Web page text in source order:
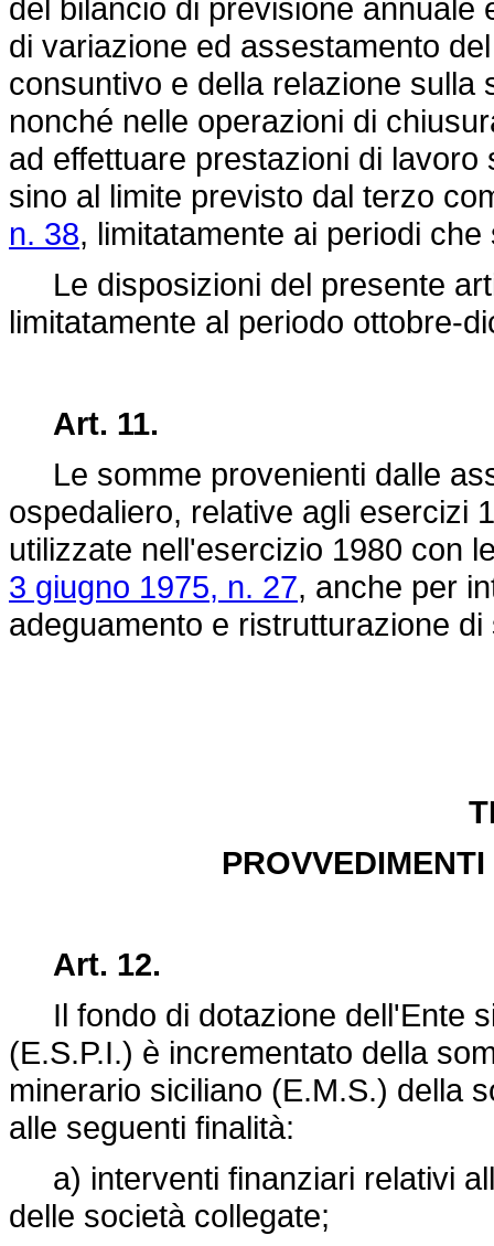
del bilancio di previsione annuale
di variazione ed assestamento
consuntivo e della relazione sulla
nonché nelle operazioni di
ad effettuare prestazioni di
sino al limite previsto dal terzo
n. 38, limitatamente ai periodi
Le disposizioni del presente
limitatamente al periodo ottobre-
Art. 11.
Le somme provenienti dalle
ospedaliero, relative agli esercizi
utilizzate nell'esercizio 1980 con
3 giugno 1975, n. 27, anche per
adeguamento e ristrutturazione
Art. 12.
Il fondo di dotazione dell'Ente
(E.S.P.I.) è incrementato della
minerario siciliano (E.M.S.) della
alle seguenti finalità:
a) interventi finanziari relativi
delle società collegate;